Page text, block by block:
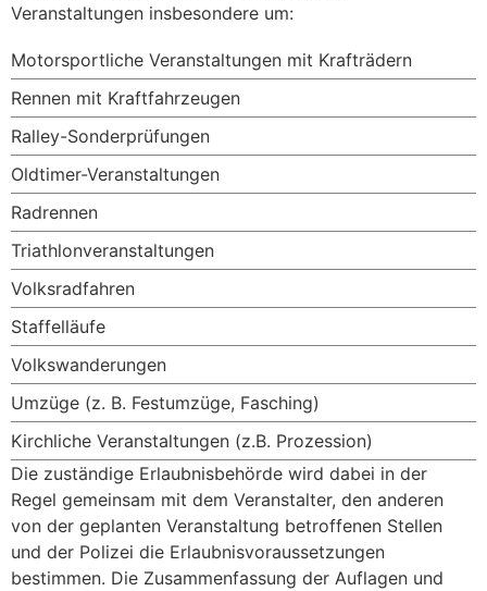
Veranstaltungen insbesondere um:
Motorsportliche Veranstaltungen mit Krafträdern
Rennen mit Kraftfahrzeugen
Ralley-Sonderprüfungen
Oldtimer-Veranstaltungen
Radrennen
Triathlonveranstaltungen
Volksradfahren
Staffelläufe
Volkswanderungen
Umzüge (z. B. Festumzüge, Fasching)
Kirchliche Veranstaltungen (z.B. Prozession)
Die zuständige Erlaubnisbehörde wird dabei in der
Regel gemeinsam mit dem Veranstalter, den anderen
von der geplanten Veranstaltung betroffenen Stellen
und der Polizei die Erlaubnisvoraussetzungen
bestimmen. Die Zusammenfassung der Auflagen und